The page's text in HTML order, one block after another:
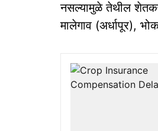
नसल्यामुळे तेथील
मालेगाव (अर्धापूर),